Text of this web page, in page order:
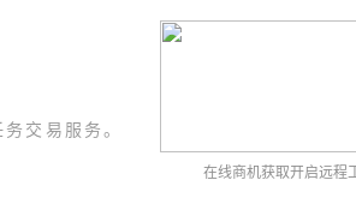
交易服务。
在线商机获取开启远程